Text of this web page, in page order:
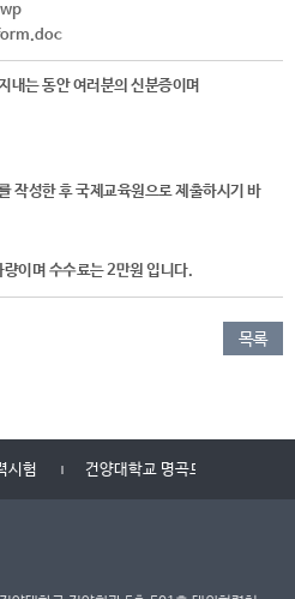
내는 동안 여러분의 신분증이며
작성한 후 국제교육원으로 제출하시기 바
이며 수수료는 2만원 입니다.
목록
건양대학교 명곡도서관